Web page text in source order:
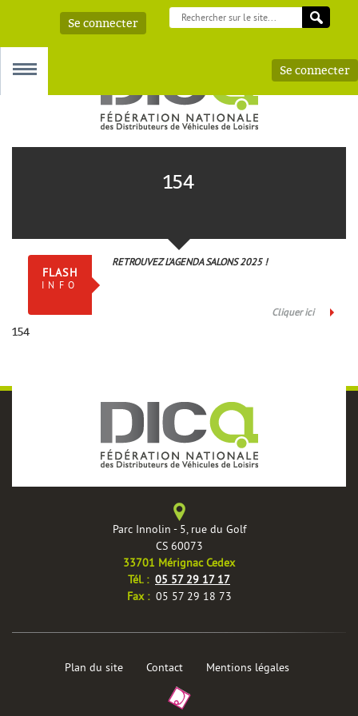
Se connecter
AAA
Se connecter
154
FLASH
INFO
RETROUVEZ L’AGENDA SALONS 2025 !
Cliquer ici
154
Parc Innolin - 5, rue du Golf
CS 60073
33701 Mérignac Cedex
Tél. : 05 57 29 17 17
Fax :05 57 29 18 73
Plan du site Contact Mentions légales